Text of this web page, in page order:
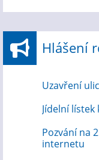
Hlášení
Uzavření
Jídelní lístek
Pozvání na
internetu